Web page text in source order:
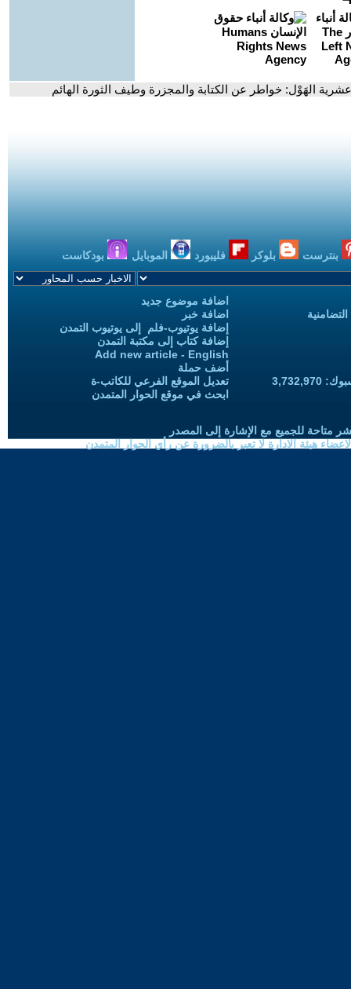
عشرية الهَوْل: خواطر عن الكتابة والمجزرة وطيف الثورة الهائم
بنترست بلوكر فليبورد الموبايل بودكاست
اضافة موضوع جديد
اضافة خبر
إضافة يوتيوب-فلم إلى يوتيوب التمدن
إضافة كتاب إلى مكتبة التمدن
Add new article - English
أضف حملة
تعديل الموقع الفرعي للكاتب-ة
ابحث في موقع الحوار المتمدن
متاحة للجميع مع الإشارة إلى المصدر
هيئة الادارة لا تعبر بالضرورة عن رأي الحوار المتمدن